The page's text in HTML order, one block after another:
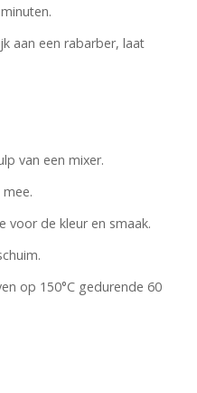
aan een rabarber, laat
van een mixer.
voor de kleur en smaak.
op 150°C gedurende 60